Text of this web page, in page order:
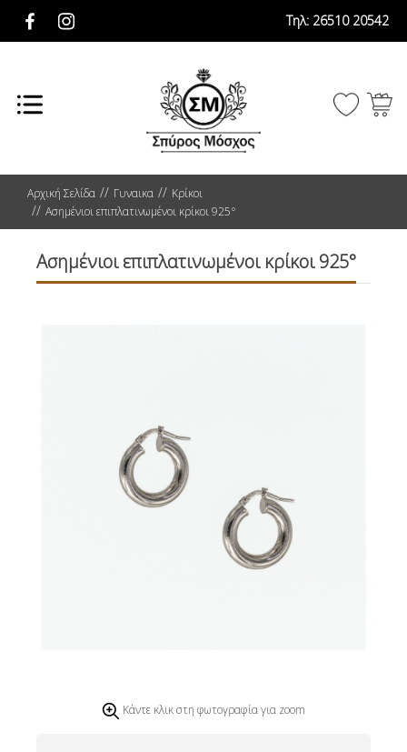
Τηλ: 26510 20542
Αρχική Σελίδα Γυναικα
Κρίκοι
Ασημένιοι επιπλατινωμένοι κρίκοι 925°
Ασημένιοι επιπλατινωμένοι κρίκοι 925°
Κάντε κλικ στη φωτογραφία για zoom